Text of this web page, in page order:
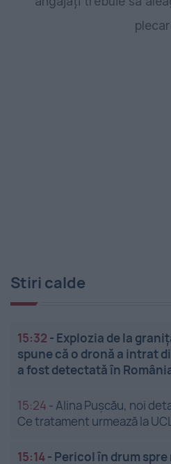
Stiri calde
15:32 - Explozia de la
spune că o dronă a intrat
a fost detectată în
15:24 -Alina Pușcău, noi
Ce tratament urmează la
15:14- Pericol în drum